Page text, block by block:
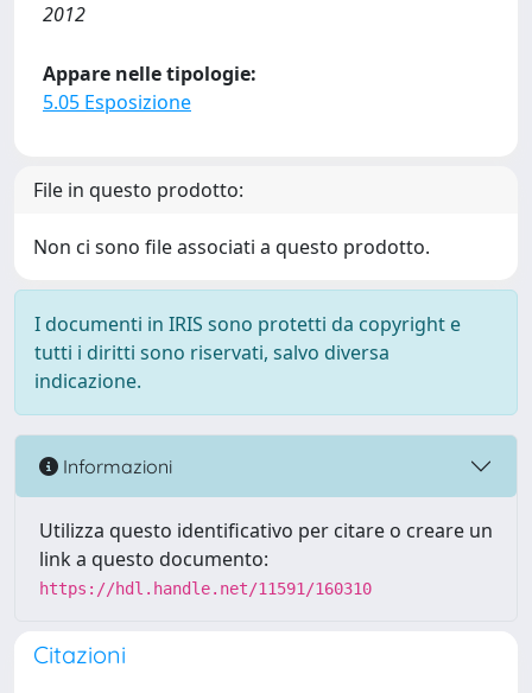
2012
Appare nelle tipologie:
5.05 Esposizione
File in questo prodotto:
Non ci sono file associati a questo prodotto.
I documenti in IRIS sono protetti da copyright e
tutti i diritti sono riservati, salvo diversa
indicazione.
Informazioni
Utilizza questo identificativo per citare o creare un
link a questo documento:
https://hdl.handle.net/11591/160310
Citazioni